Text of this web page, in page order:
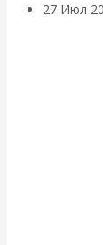
27 Июл